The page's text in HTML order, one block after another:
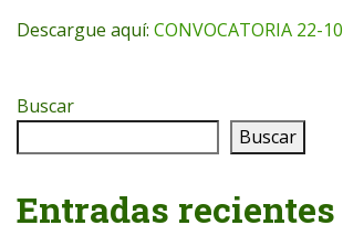
Descargue aquí: CONVOCATORIA 22-10
Buscar
Buscar
Entradas recientes